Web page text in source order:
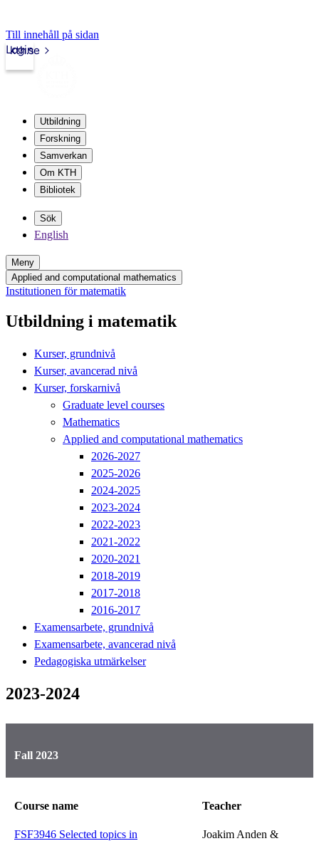
Till innehåll på sidan
kth.se
Login
Utbildning
Forskning
Samverkan
Om KTH
Bibliotek
Sök
English
Meny
Applied and computational mathematics
Institutionen för matematik
Utbildning i matematik
Kurser, grundnivå
Kurser, avancerad nivå
Kurser, forskarnivå
Graduate level courses
Mathematics
Applied and computational mathematics
2026-2027
2025-2026
2024-2025
2023-2024
2022-2023
2021-2022
2020-2021
2018-2019
2017-2018
2016-2017
Examensarbete, grundnivå
Examensarbete, avancerad nivå
Pedagogiska utmärkelser
2023-2024
Fall 2023
Course name
FSF3946 Selected topics in
Teacher
Joakim Anden &